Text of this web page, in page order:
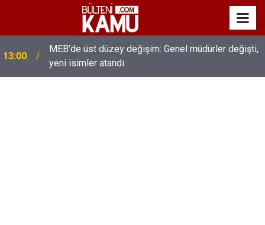
13:00
MEB’de üst düzey değişim: Genel müdürler değişti,
yeni isimler atandı